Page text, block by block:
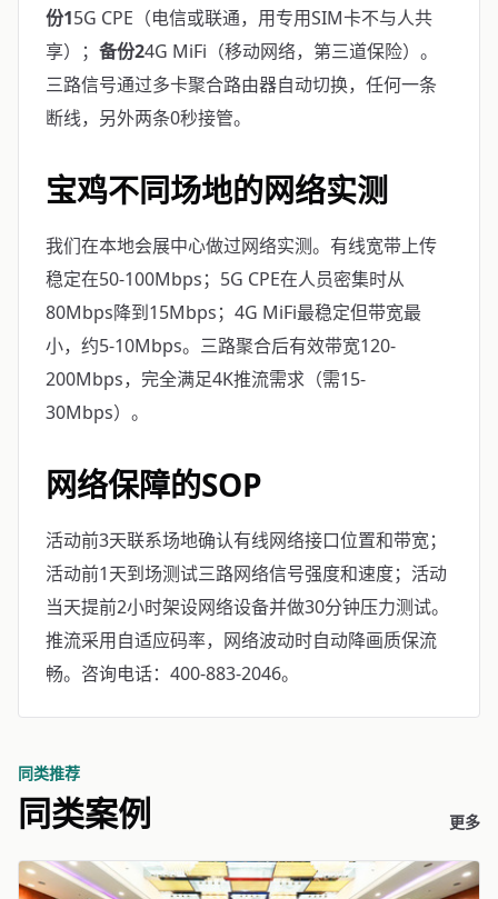
份15G CPE（电信或联通，用专用SIM卡不与人共
享）； 备份24G MiFi（移动网络，第三道保险）。
三路信号通过多卡聚合路由器自动切换，任何一条
断线，另外两条0秒接管。
宝鸡不同场地的网络实测
我们在本地会展中心做过网络实测。有线宽带上传
稳定在50-100Mbps；5G CPE在人员密集时从
80Mbps降到15Mbps；4G MiFi最稳定但带宽最
小，约5-10Mbps。三路聚合后有效带宽120-
200Mbps，完全满足4K推流需求（需15-
30Mbps）。
网络保障的SOP
活动前3天联系场地确认有线网络接口位置和带宽；
活动前1天到场测试三路网络信号强度和速度；活动
当天提前2小时架设网络设备并做30分钟压力测试。
推流采用自适应码率，网络波动时自动降画质保流
畅。咨询电话：400-883-2046。
同类推荐
同类案例 更多